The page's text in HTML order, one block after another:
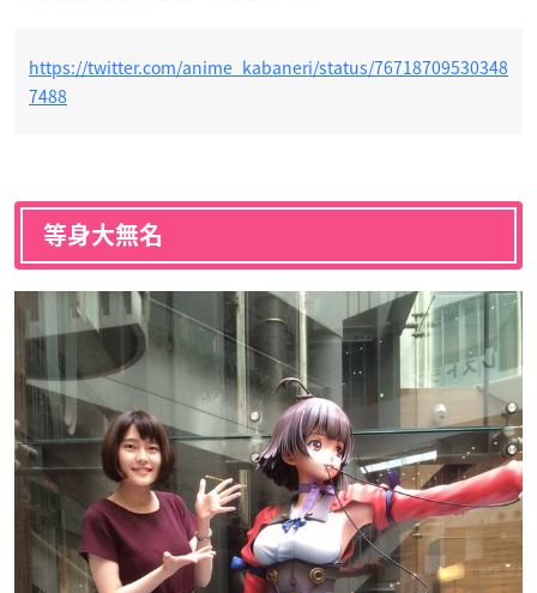
https://twitter.com/anime_kabaneri/status/76718709530348
7488
等身大無名